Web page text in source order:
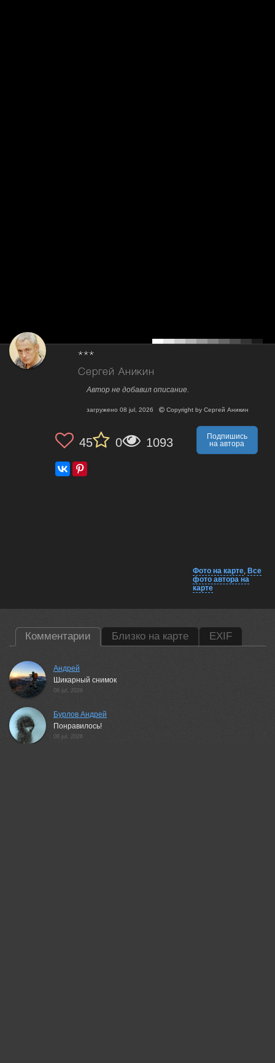
***
Сергей Аникин
Автор не добавил описание.
загружено 08 jul, 2026 Copyright by Сергей Аникин
45 0 1093
Подпишись
на автора
Фото на карте, Все
фото автора на
карте
Комментарии Близко на карте EXIF
Андрей
Шикарный снимок
08 jul, 2026
Бурлов Андрей
Понравилось!
08 jul, 2026